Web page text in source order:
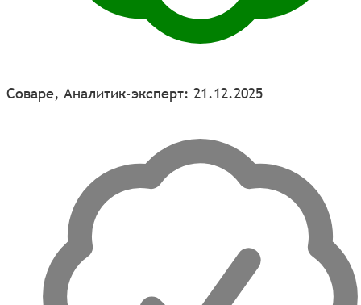
Соваре, Аналитик-эксперт: 21.12.2025